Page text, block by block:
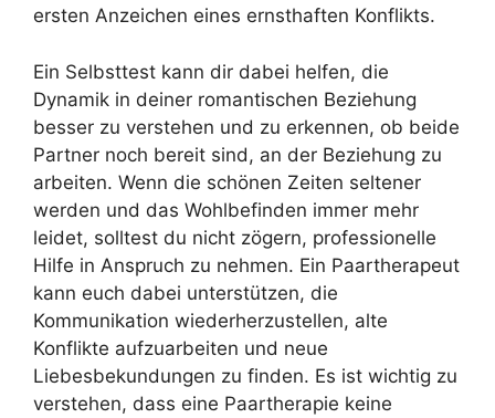
ersten Anzeichen eines ernsthaften Konflikts.
Ein Selbsttest kann dir dabei helfen, die
Dynamik in deiner romantischen Beziehung
besser zu verstehen und zu erkennen, ob beide
Partner noch bereit sind, an der Beziehung zu
arbeiten. Wenn die schönen Zeiten seltener
werden und das Wohlbefinden immer mehr
leidet, solltest du nicht zögern, professionelle
Hilfe in Anspruch zu nehmen. Ein Paartherapeut
kann euch dabei unterstützen, die
Kommunikation wiederherzustellen, alte
Konflikte aufzuarbeiten und neue
Liebesbekundungen zu finden. Es ist wichtig zu
verstehen, dass eine Paartherapie keine